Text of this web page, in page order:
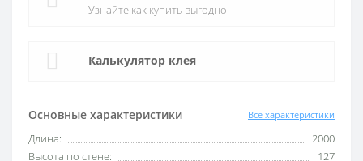
Основные характеристики Все характеристики
Длина:
2000
Высота по стене:
127
Узнайте как купить выгодно
Калькулятор клея